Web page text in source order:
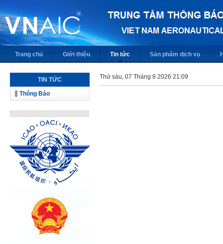
Trang chủ Giới thiệu Tin tức Sản phẩm dịch vụ
TIN TỨC
Thông Báo
Thứ sáu, 07 Tháng 8 2026 21:09